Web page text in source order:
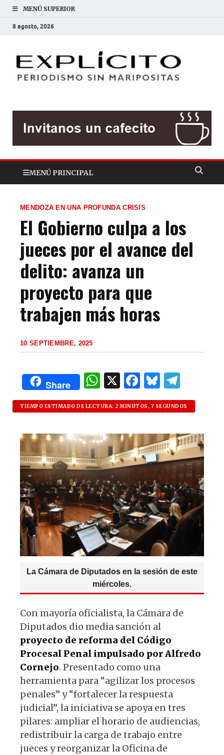
MENÚ SUPERIOR
8 agosto, 2026
MENÚ PRINCIPAL
MENDOZA EN UNA PROFUNDA CRISIS
El Gobierno culpa a los
jueces por el avance del
delito: avanza un
proyecto para que
trabajen más horas
10 SEPTIEMBRE, 2025
Share
W
h
at
s
A
p
p
X F
a
c
e
b
o
o
k
B
lu
es
k
y
el
e
g
ra
m
TIEMPO ESTIMADO DE LECTURA: 2 MINUTOS, 7 SEGUNDOS
La Cámara de Diputados en la sesión de este
miércoles.
Con mayoría oficialista, la Cámara de
Diputados dio media sanción al
proyecto de reforma del Código
Procesal Penal impulsado por Alfredo
Cornejo. Presentado como una
herramienta para “agilizar los procesos
penales” y “fortalecer la respuesta
judicial”, la iniciativa se apoya en tres
pilares: ampliar el horario de audiencias,
redistribuir la carga de trabajo entre
jueces y reorganizar la Oficina de